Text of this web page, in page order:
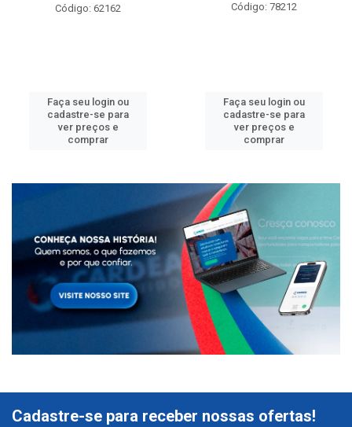
Código: 62162
Faça seu login ou
cadastre-se para
ver preços e
comprar
Código: 78212
Faça seu login ou
cadastre-se para
ver preços e
comprar
Cadastre-se para receber nossas ofertas!